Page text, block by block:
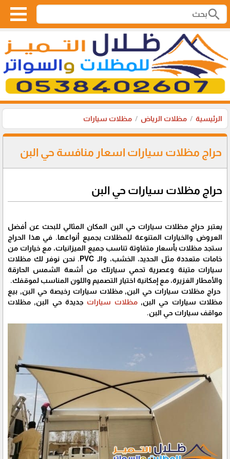
search
الرئيسية مظلات الرياض مظلات سيارات
حراج مظلات سيارات اسعار منافسة حي البن
حراج مظلات سيارات حي البن
يعتبر حراج مظلات سيارات حي البن المكان المثالي للبحث عن أفضل
العروض والخيارات المتنوعة للمظلات بجميع أنواعها. في هذا الحراج
ستجد مظلات بأسعار متفاوتة تناسب جميع الميزانيات، مع خيارات من
خامات متعددة مثل الحديد، الخشب، والـ PVC. نحن نوفر لك مظلات
سيارات متينة وعصرية تحمي سيارتك من أشعة الشمس الحارقة
والأمطار الغزيرة، مع إمكانية اختيار التصميم واللون المناسب لموقفك.
حراج مظلات سيارات حي البن, مظلات سيارات رخيصة حي البن, بيع
مظلات سيارات حي البن,مظلات سيارات جديدة حي البن, مظلات
مواقف سيارات حي البن.